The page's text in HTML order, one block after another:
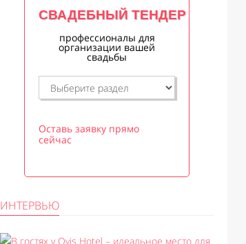
СВАДЕБНЫЙ ТЕНДЕР
профессионалы для
организации вашей
свадьбы
Оставь заявку прямо
сейчас
ИНТЕРВЬЮ